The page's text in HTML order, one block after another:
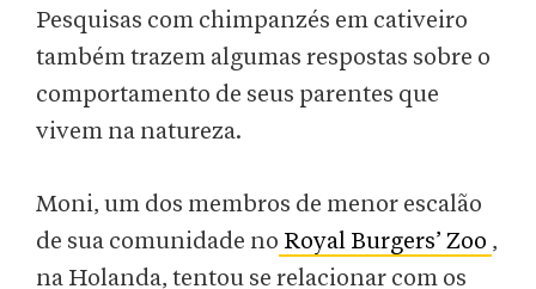
Pesquisas com chimpanzés em cativeiro
também trazem algumas respostas sobre o
comportamento de seus parentes que
vivem na natureza.
Moni, um dos membros de menor escalão
de sua comunidade no Royal Burgers’ Zoo ,
na Holanda, tentou se relacionar com os